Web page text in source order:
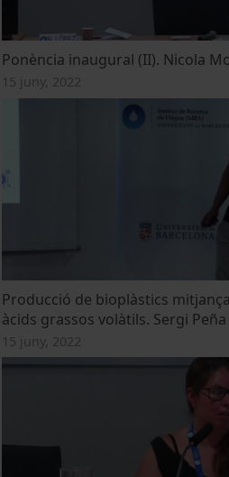
Ponència inaugural (II). Nicola
15 juny, 2022
Producció de bioplàstics
àcids grassos volàtils. Sergi
15 juny, 2022